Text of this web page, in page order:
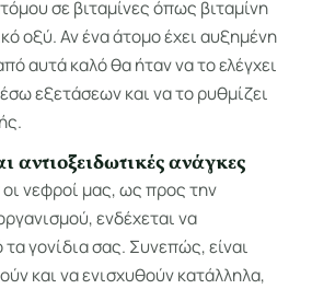
σε βιταμίνες όπως βιταμίνη
οξύ. Αν ένα άτομο έχει αυξημένη
αυτά καλό θα ήταν να το ελέγχει
εξετάσεων και να το ρυθμίζει
αντιοξειδωτικές ανάγκες
νεφροί μας, ως προς την
ενδέχεται να
γονίδια σας. Συνεπώς, είναι
και να ενισχυθούν κατάλληλα,